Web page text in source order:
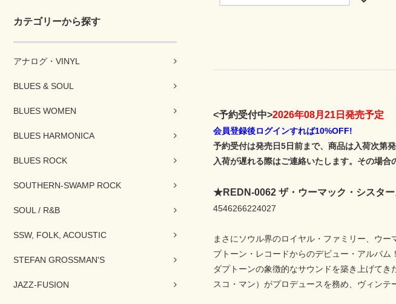
カテゴリーから探す
アナログ・VINYL
BLUES & SOUL
BLUES WOMEN
BLUES HARMONICA
BLUES ROCK
SOUTHERN-SWAMP ROCK
SOUL / R&B
SSW, FOLK, ACOUSTIC
STEFAN GROSSMAN'S
JAZZ-FUSION
<予約受付中>2026年08月21日発売予定
会員登録後ログインすれば10%OFF!
予約受付は発売日5日前まで、商品は入荷次第発
入荷が遅れる際はご連絡いたします。その場合
★REDN-0062 ザ・ウーマック・シスタ
4546266224027
まさにソウル界のロイヤル・ファミリー、ウ
プトーン・レコードからのデビュー・アルバム
ダプトーンの象徴的なサウンドを築き上げて
スコ・マン）がプロデュースを務め、ヴィンテ